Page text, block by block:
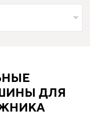
ДЛЯ